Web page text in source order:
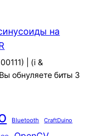
на
| (i &
обнуляете биты 3
Bluetooth CraftDuino